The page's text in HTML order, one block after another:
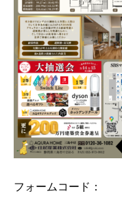
フォームコード：